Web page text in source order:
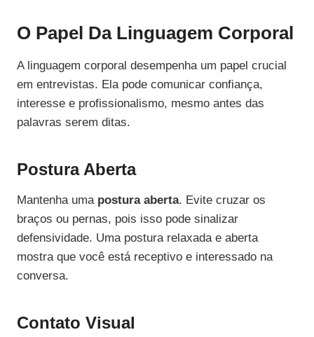
O Papel Da Linguagem Corporal
A linguagem corporal desempenha um papel crucial
em entrevistas. Ela pode comunicar confiança,
interesse e profissionalismo, mesmo antes das
palavras serem ditas.
Postura Aberta
Mantenha uma postura aberta. Evite cruzar os
braços ou pernas, pois isso pode sinalizar
defensividade. Uma postura relaxada e aberta
mostra que você está receptivo e interessado na
conversa.
Contato Visual